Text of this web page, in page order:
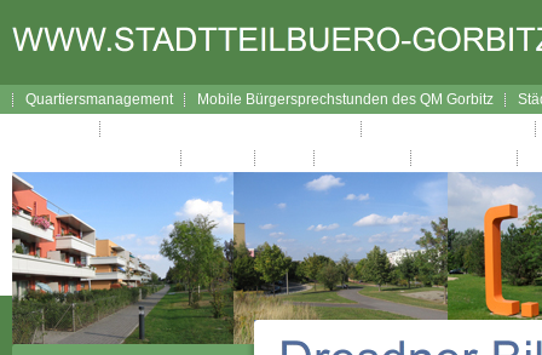
Quartiersmanagement Mobile Bürgersprechstunden des QM Gorbitz